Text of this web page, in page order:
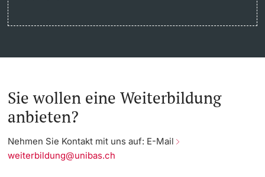
Sie wollen eine Weiterbildung
anbieten?
Nehmen Sie Kontakt mit uns auf: E-Mail
weiterbildung@unibas.ch